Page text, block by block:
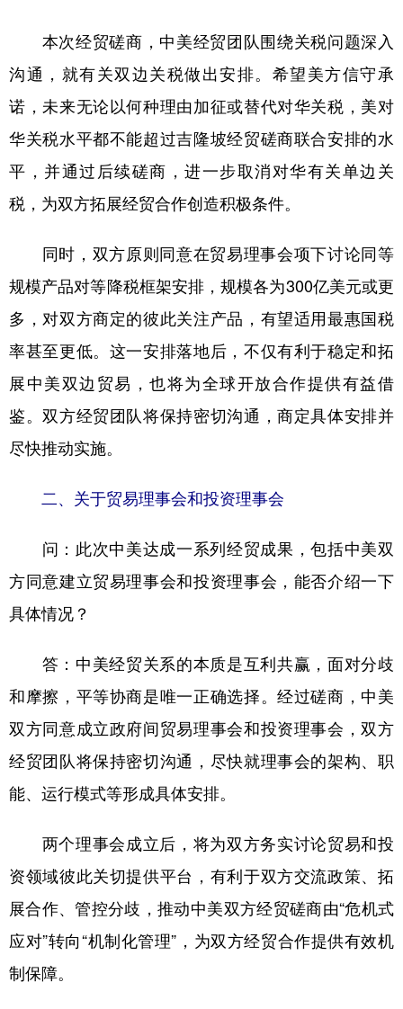
陕西 甘肃 青海 宁夏
新疆 内蒙古 黑龙江
多语种频道
English Español Français عربى
Русский язык 日本語 한국어
Deutsch Português
本次经贸磋商，中美经贸团队围绕关税问题深入
沟通，就有关双边关税做出安排。希望美方信守承
诺，未来无论以何种理由加征或替代对华关税，美对
华关税水平都不能超过吉隆坡经贸磋商联合安排的水
平，并通过后续磋商，进一步取消对华有关单边关
税，为双方拓展经贸合作创造积极条件。
同时，双方原则同意在贸易理事会项下讨论同等
规模产品对等降税框架安排，规模各为300亿美元或更
多，对双方商定的彼此关注产品，有望适用最惠国税
率甚至更低。这一安排落地后，不仅有利于稳定和拓
展中美双边贸易，也将为全球开放合作提供有益借
鉴。双方经贸团队将保持密切沟通，商定具体安排并
尽快推动实施。
二、关于贸易理事会和投资理事会
问：此次中美达成一系列经贸成果，包括中美双
方同意建立贸易理事会和投资理事会，能否介绍一下
具体情况？
答：中美经贸关系的本质是互利共赢，面对分歧
和摩擦，平等协商是唯一正确选择。经过磋商，中美
双方同意成立政府间贸易理事会和投资理事会，双方
经贸团队将保持密切沟通，尽快就理事会的架构、职
能、运行模式等形成具体安排。
两个理事会成立后，将为双方务实讨论贸易和投
资领域彼此关切提供平台，有利于双方交流政策、拓
展合作、管控分歧，推动中美双方经贸磋商由“危机式
应对”转向“机制化管理”，为双方经贸合作提供有效机
制保障。